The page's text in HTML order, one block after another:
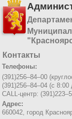
Контакты
Телефоны:
(391)256–84–00
(391)256–84–04 (с
CALL-центр:
Адрес:
660042, город